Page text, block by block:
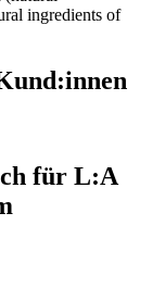
ingredients of
für L:A